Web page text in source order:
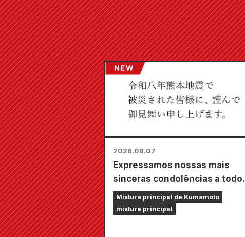
2026.08.07
Expressamos nossas mais
sinceras condolências a
os afetados pelo terremoto de
Kumamoto de 2026.
Mistura principal de Kumamoto
mistura principal